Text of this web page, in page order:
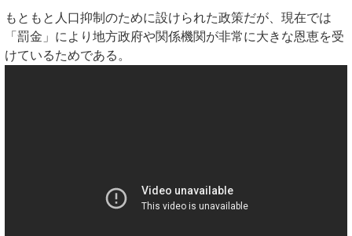
もともと人口抑制のために設けられた政策だが、現在では
「罰金」により地方政府や関係機関が非常に大きな恩恵を受
けているためである。